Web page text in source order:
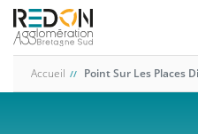
Aller
contenu
Accueil Point Sur Les Places